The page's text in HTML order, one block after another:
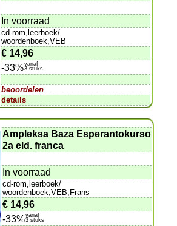
In voorraad
cd-rom,leerboek/
woordenboek,VEB
€ 14,96
-33%vanaf
3 stuks
beoordelen
details
Ampleksa Baza Esperantokurso
2a eld. franca
In voorraad
cd-rom,leerboek/
woordenboek,VEB,Frans
€ 14,96
-33%vanaf
3 stuks